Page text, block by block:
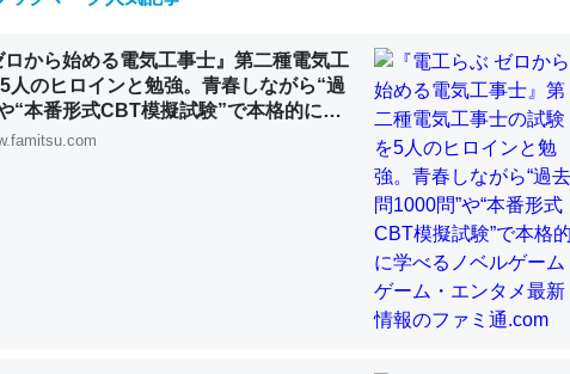
シウム少ないのか。知らんかった。調べたらコオロギのカルシウム分はエビ
究発表】昆虫学の大問題＝「昆虫はなぜ海にいないのか」に関する新仮説
ロから始める電気工事士』第二種電気工
人のヒロインと勉強。青春しながら“過
“本番形式CBT模擬試験”で本格的に学
ム | ゲーム・エンタメ最新情報のファミ